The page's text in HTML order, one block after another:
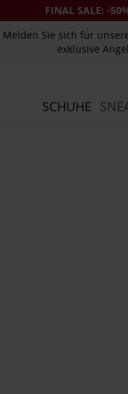
FINAL SALE: -
Melden Sie sich für
exklusive
SCHUHE